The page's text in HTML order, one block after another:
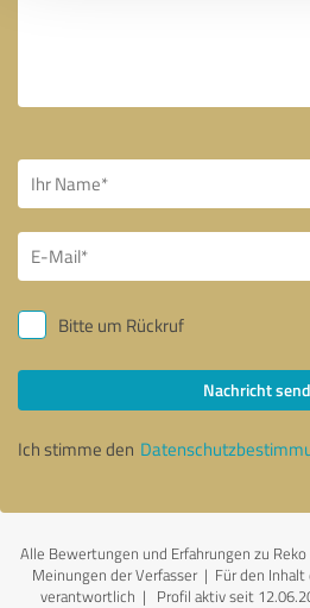
Bitte um Rückruf
Nachricht
Ich stimme den
Alle Bewertungen und Erfahrungen zu
Meinungen der Verfasser | Für den
verantwortlich | Profil aktiv seit